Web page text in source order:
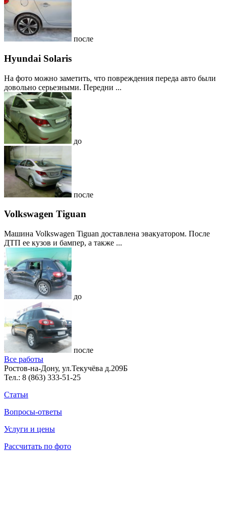
после
Hyundai Solaris
На фото можно заметить, что повреждения переда авто были
довольно серьезными. Передни ...
до
после
Volkswagen Tiguan
Машина Volkswagen Tiguan доставлена эвакуатором. После
ДТП ее кузов и бампер, а также ...
до
после
Все работы
Ростов-на-Дону, ул.Текучёва д.209Б
Тел.: 8 (863) 333-51-25
Статьи
Вопросы-ответы
Услуги и цены
Рассчитать по фото